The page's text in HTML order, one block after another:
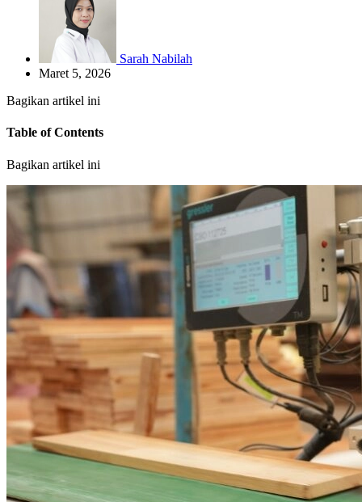
Sarah Nabilah
Maret 5, 2026
Bagikan artikel ini
Table of Contents
Bagikan artikel ini